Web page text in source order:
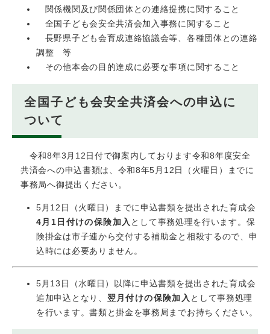
関係機関及び関係団体との連絡提携に関すること
全国子ども会安全共済会加入事務に関すること
長野県子ども会育成連絡協議会等、各種団体との連絡
調整 等
その他本会の目的達成に必要な事項に関すること
全国子ども会安全共済会への申込に
ついて
令和8年3月12日付で御案内しております令和8年度安全
共済会への申込書類は、令和8年5月12日（火曜日）までに
事務局へ御提出ください。
5月12日（火曜日）までに申込書類を提出された育成会
4月1日付けの保険加入 として事務処理を行います。保
険掛金は市子連から交付する補助金と相殺するので、申
込時には必要ありません。
5月13日（水曜日）以降に申込書類を提出された育成会
追加申込となり、 翌月付けの保険加入 として事務処理
を行います。書類と掛金を事務局までお持ちください。